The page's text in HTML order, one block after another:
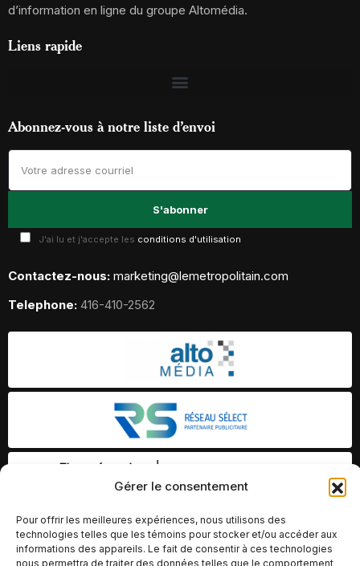
Gérer le consentement
Pour offrir les meilleures expériences, nous utilisons des
technologies telles que les témoins pour stocker et/ou accéder aux
informations des appareils. Le fait de consentir à ces technologies
nous permettra de traiter des données telles que le comportement
d’information en ligne du groupe Altomédia.
Liens rapide
Abonnez-vous à notre liste d’envoi
J'ai lu et j'accepte les conditions d'utilisation
Contactez-nous: marketing@lemetropolitain.com
Telephone: 416-410-2562